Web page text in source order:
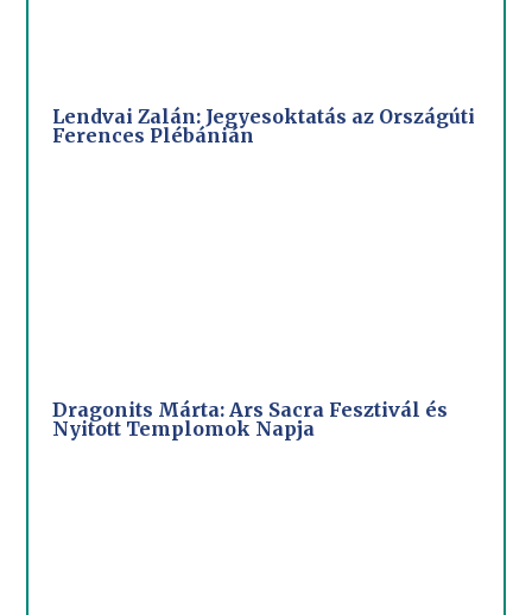
Lendvai Zalán: Jegyesoktatás az Országúti
Ferences Plébánián
Dragonits Márta: Ars Sacra Fesztivál és
Nyitott Templomok Napja